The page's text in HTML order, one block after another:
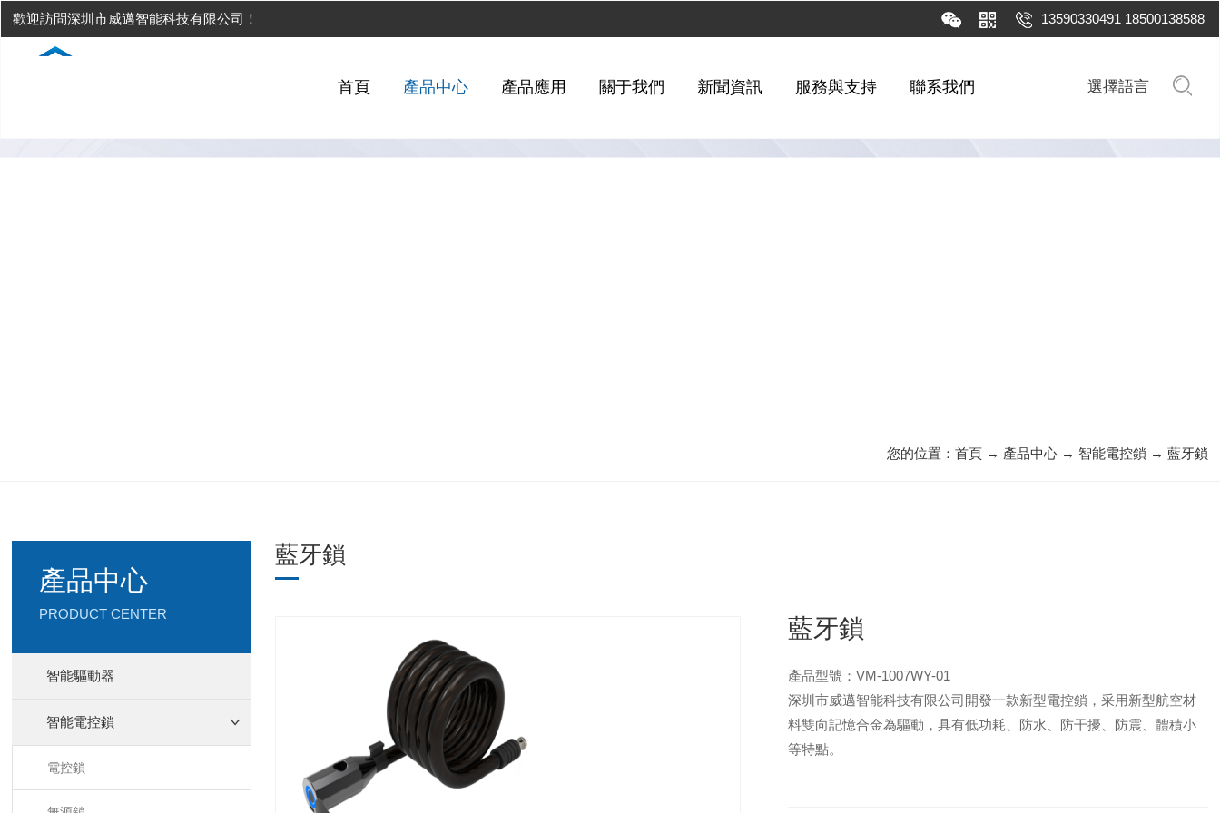
歡迎訪問深圳市威邁智能科技有限公司！ 13590330491 18500138588
首頁 產品中心 產品應用 關于我們 新聞資訊 服務與支持 聯系我們 選擇語言
您的位置： 首頁→ 產品中心→ 智能電控鎖 → 藍牙鎖
產品中心
PRODUCT CENTER
智能驅動器
智能電控鎖
電控鎖
藍牙鎖
藍牙鎖
產品型號：VM-1007WY-01
深圳市威邁智能科技有限公司開發一款新型電控鎖，采用新型航空材
料雙向記憶合金為驅動，具有低功耗、防水、防干擾、防震、體積小
等特點。